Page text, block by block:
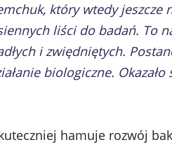
który wtedy jeszcze
liści do badań. To
i zwiędniętych.
biologiczne. Okazało
hamuje rozwój